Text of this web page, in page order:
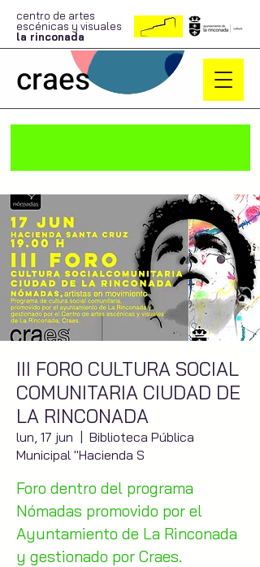
centro de artes
escénicas y visuales
la rinconada
craes
III FORO CULTURA SOCIAL
COMUNITARIA CIUDAD DE
LA RINCONADA
lun, 17 jun
Biblioteca Pública
Municipal "Hacienda S
Foro dentro del programa
Nómadas promovido por el
Ayuntamiento de La Rinconada
y gestionado por Craes.